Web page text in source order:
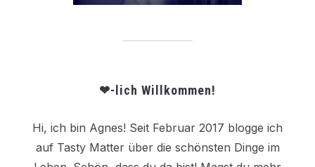
❤-lich Willkommen!
Hi, ich bin Agnes! Seit Februar 2017 blogge ich
auf Tasty Matter über die schönsten Dinge im